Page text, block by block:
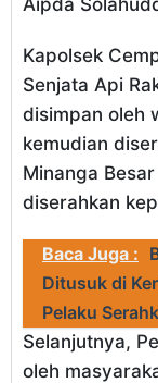
Aipda
Kapolsek
Senjata Api
disimpan oleh
kemudian
Minanga
diserahkan
Baca Juga :
Ditusuk di
Pelaku
Selanjutnya,
oleh